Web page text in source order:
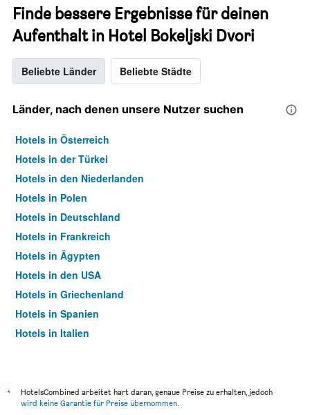
Finde bessere Ergebnisse für deinen
Aufenthalt in Hotel Bokeljski Dvori
Beliebte Länder Beliebte Städte
Länder, nach denen unsere Nutzer suchen
Hotels in Österreich
Hotels in der Türkei
Hotels in den Niederlanden
Hotels in Polen
Hotels in Deutschland
Hotels in Frankreich
Hotels in Ägypten
Hotels in den USA
Hotels in Griechenland
Hotels in Spanien
Hotels in Italien
*
HotelsCombined arbeitet hart daran, genaue Preise zu erhalten, jedoch
wird keine Garantie für Preise übernommen.